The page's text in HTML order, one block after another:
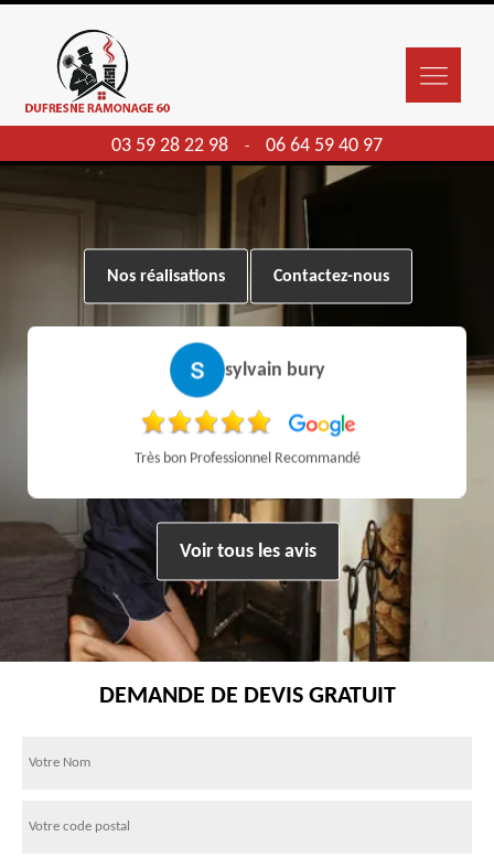
03 59 28 22 98 - 06 64 59 40 97
Nos réalisations Contactez-nous
sylvain bury
Très bon Professionnel Recommandé
Voir tous les avis
DEMANDE DE DEVIS GRATUIT